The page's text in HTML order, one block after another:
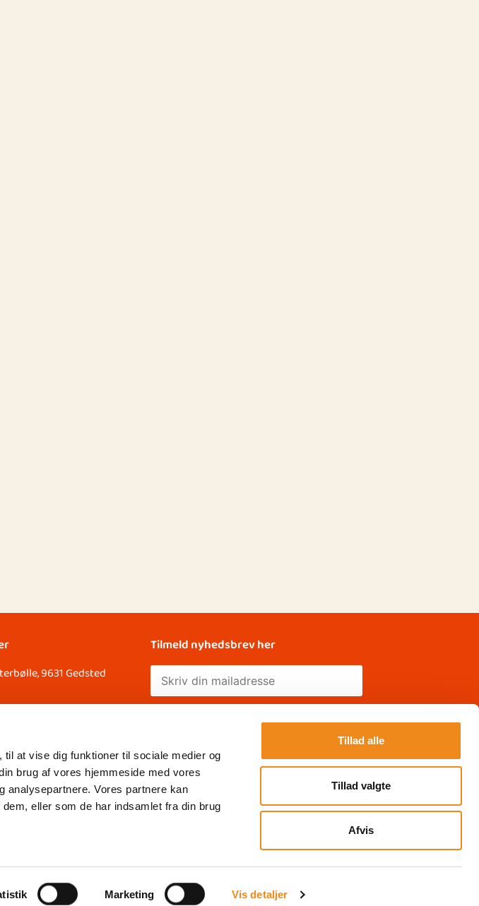
at vise dig funktioner til sociale medier og
brug af vores hjemmeside med vores
analysepartnere. Vores partnere kan
eller som de har indsamlet fra din brug
Marketing Vis detaljer
Tillad alle
Tillad valgte
Afvis
9631 Gedsted
Tilmeld nyhedsbrev her